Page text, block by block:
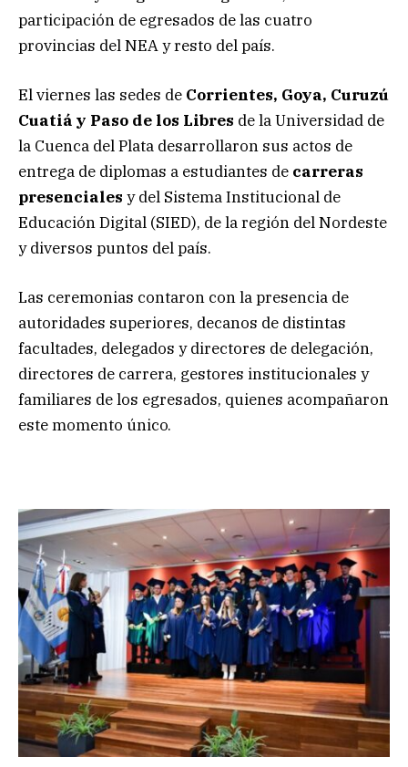
participación de egresados de las cuatro
provincias del NEA y resto del país.
El viernes las sedes de Corrientes, Goya, Curuzú
Cuatiá y Paso de los Libres de la Universidad de
la Cuenca del Plata desarrollaron sus actos de
entrega de diplomas a estudiantes de carreras
presenciales y del Sistema Institucional de
Educación Digital (SIED), de la región del Nordeste
y diversos puntos del país.
Las ceremonias contaron con la presencia de
autoridades superiores, decanos de distintas
facultades, delegados y directores de delegación,
directores de carrera, gestores institucionales y
familiares de los egresados, quienes acompañaron
este momento único.